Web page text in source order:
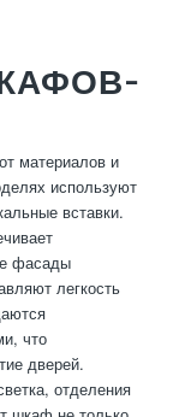
материалов и
используют
вставки.
фасады
легкость
что
дверей.
отделения